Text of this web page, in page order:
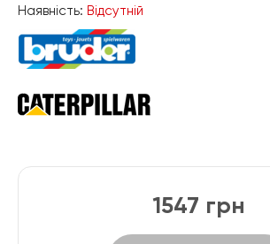
Наявність: Відсутній
1547 грн